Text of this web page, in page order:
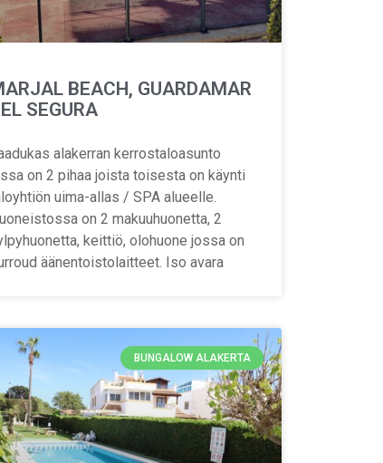
BEACH, GUARDAMAR
SEGURA
alakerran kerrostaloasunto
on 2 pihaa joista toisesta on käynti
uima-allas / SPA alueelle.
on 2 makuuhuonetta, 2
keittiö, olohuone jossa on
äänentoistolaitteet. Iso avara
BUNGALOW ALAKERTA